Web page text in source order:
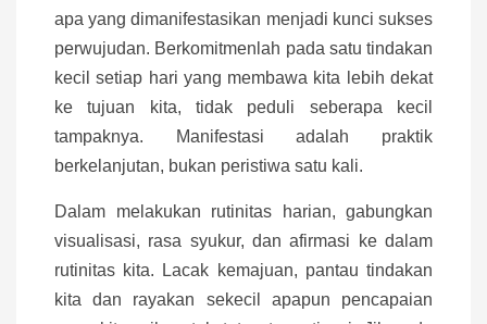
apa yang dimanifestasikan menjadi kunci sukses
perwujudan. Berkomitmenlah pada satu tindakan
kecil setiap hari yang membawa kita lebih dekat
ke tujuan kita, tidak peduli seberapa kecil
tampaknya. Manifestasi adalah praktik
berkelanjutan, bukan peristiwa satu kali.
Dalam melakukan rutinitas harian, gabungkan
visualisasi, rasa syukur, dan afirmasi ke dalam
rutinitas kita. Lacak kemajuan, pantau tindakan
kita dan rayakan sekecil apapun pencapaian